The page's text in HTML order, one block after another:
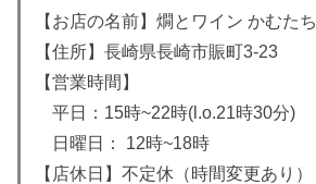
【お店の名前】燗とワイン かむたち
【住所】長崎県長崎市賑町3-23
【営業時間】
平日：15時~22時(l.o.21時30分)
日曜日： 12時~18時
【店休日】不定休（時間変更あり）